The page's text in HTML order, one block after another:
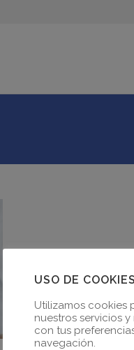
USO DE COOKIES
Utilizamos cookies
nuestros servicios
con tus
navegación.